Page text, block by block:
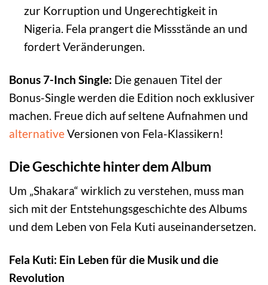
zur Korruption und Ungerechtigkeit in
Nigeria. Fela prangert die Missstände an und
fordert Veränderungen.
Bonus 7-Inch Single: Die genauen Titel der
Bonus-Single werden die Edition noch exklusiver
machen. Freue dich auf seltene Aufnahmen und
alternativeVersionen von Fela-Klassikern!
Die Geschichte hinter dem Album
Um „Shakara“ wirklich zu verstehen, muss man
sich mit der Entstehungsgeschichte des Albums
und dem Leben von Fela Kuti auseinandersetzen.
Fela Kuti: Ein Leben für die Musik und die
Revolution